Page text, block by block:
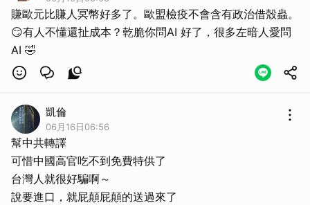
賺歐元比賺人冥幣好多了。歐盟檢疫不會含有政治借殼蟲。
😏有人不懂還扯成本？乾脆你問AI 好了，很多左暗人愛問
AI 🤣
凱倫
06月16日06:56
幫中共轉譯
可惜中國高官吃不到免費特供了
台灣人就很好騙啊～
說要進口，就屁顛屁顛的送過來了